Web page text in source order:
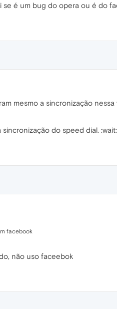
se é um bug do opera ou é do
mesmo a sincronização
do speed dial. :wait:
facebook
não uso faceebok